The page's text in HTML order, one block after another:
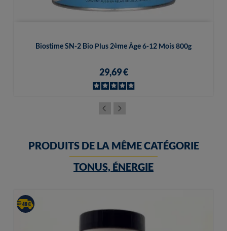
Biostime SN-2 Bio Plus 2ème Âge 6-12 Mois 800g
29,69 €
PRODUITS DE LA MÊME CATÉGORIE
TONUS, ÉNERGIE